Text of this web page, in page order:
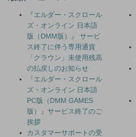
『エルダー・スクロール
ズ・オンライン 日本語
版（DMM版）』 サービ
ス終了に伴う専用通貨
「クラウン」未使用残高
の払戻しのお知らせ
『エルダー・スクロール
ズ・オンライン 日本語
PC版（DMM GAMES
版）』サービス終了のご
挨拶
カスタマーサポートの受